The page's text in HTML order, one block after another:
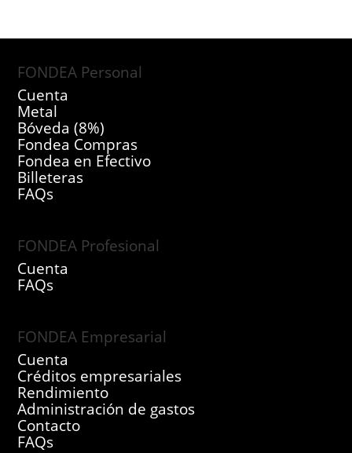
FONDEA Personal
Cuenta
Metal
Bóveda (8%)
Fondea Compras
Fondea en Efectivo
Billeteras
FAQs
FONDEA Profesional
Cuenta
FAQs
FONDEA Empresarial
Cuenta
Créditos empresariales
Rendimiento
Administración de gastos
Contacto
FAQs